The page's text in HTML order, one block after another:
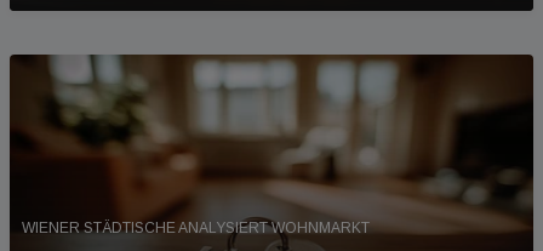
WIENER STÄDTISCHE ANALYSIERT WOHNMARKT